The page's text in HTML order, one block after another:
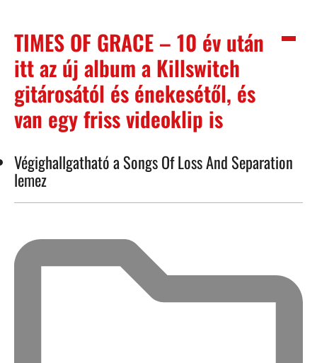
TIMES OF GRACE – 10 év után
itt az új album a Killswitch
gitárosától és énekesétől, és
van egy friss videoklip is
Végighallgatható a Songs Of Loss And Separation
lemez